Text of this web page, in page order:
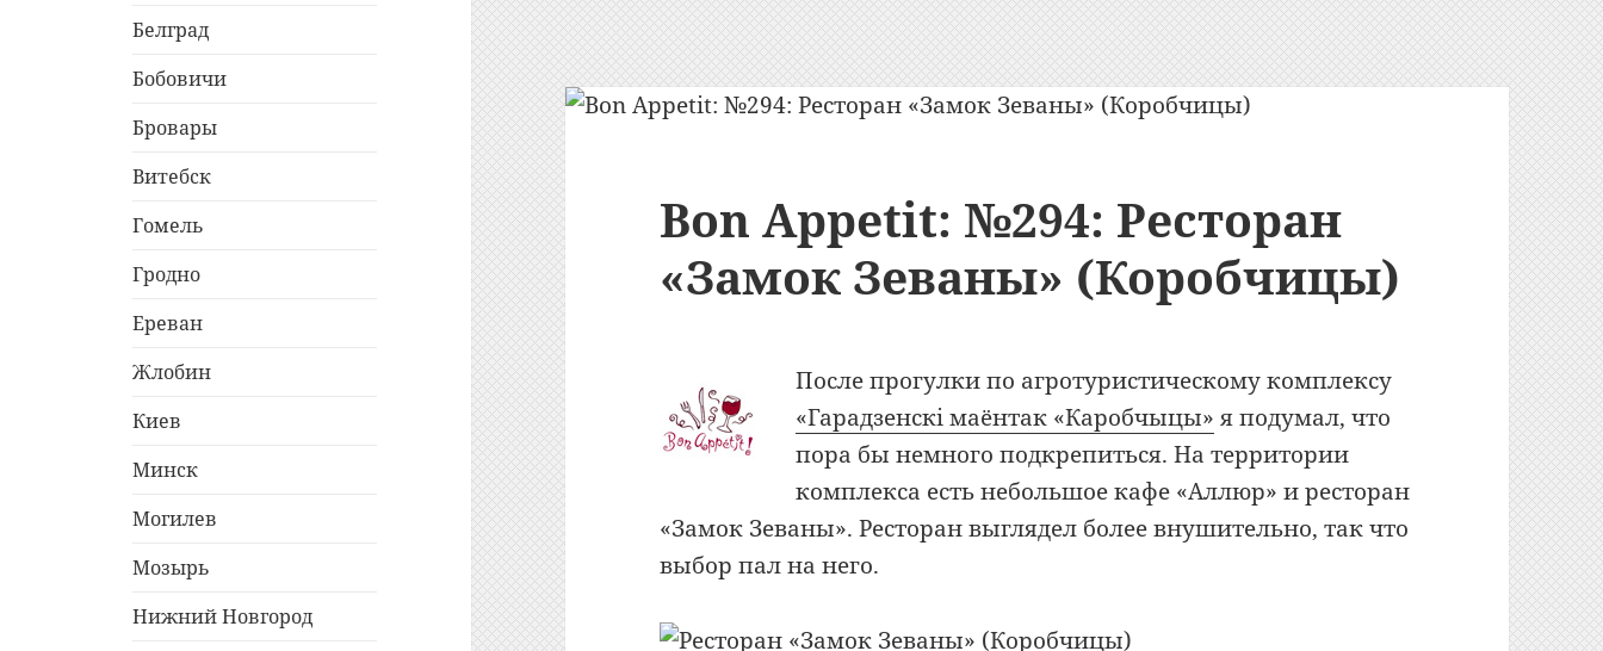
Белград
Бобовичи
Бровары
Витебск
Гомель
Гродно
Ереван
Жлобин
Киев
Минск
Могилев
Мозырь
Нижний Новгород
Bon Appetit: №294: Ресторан
«Замок Зеваны» (Коробчицы)
После прогулки по агротуристическому комплексу
«Гарадзенскi маёнтак «Каробчыцы» я подумал, что
пора бы немного подкрепиться. На территории
комплекса есть небольшое кафе «Аллюр» и ресторан
«Замок Зеваны». Ресторан выглядел более внушительно, так что
выбор пал на него.